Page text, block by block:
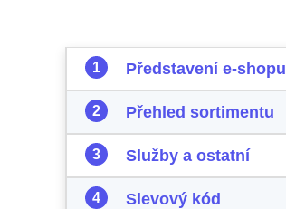
Představení e-shopu
Přehled sortimentu
Služby a ostatní
Slevový kód